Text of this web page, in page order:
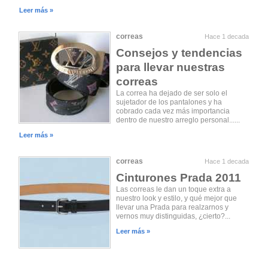
Leer más »
correas Hace 1 decada
Consejos y tendencias
para llevar nuestras
correas
La correa ha dejado de ser solo el
sujetador de los pantalones y ha
cobrado cada vez más importancia
dentro de nuestro arreglo personal......
Leer más »
correas Hace 1 decada
Cinturones Prada 2011
Las correas le dan un toque extra a
nuestro look y estilo, y qué mejor que
llevar una Prada para realzarnos y
vernos muy distinguidas, ¿cierto?...
Leer más »